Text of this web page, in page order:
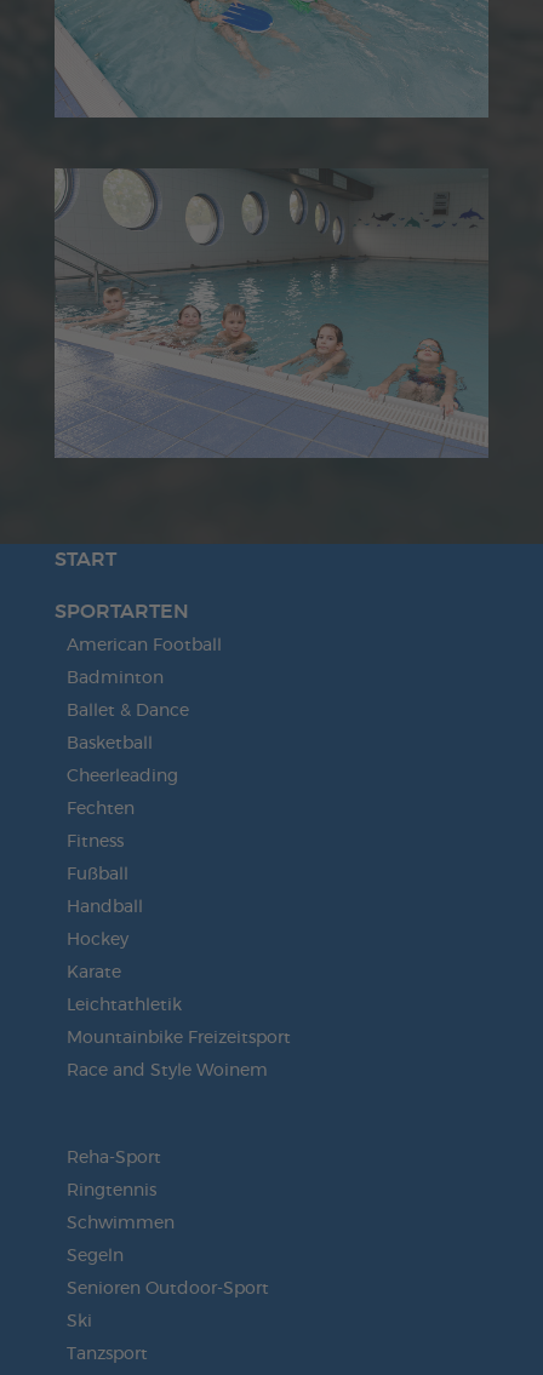
START
SPORTARTEN
American Football
Badminton
Ballet & Dance
Basketball
Cheerleading
Fechten
Fitness
Fußball
Handball
Hockey
Karate
Leichtathletik
Mountainbike Freizeitsport
Race and Style Woinem
Reha-Sport
Ringtennis
Schwimmen
Segeln
Senioren Outdoor-Sport
Ski
Tanzsport